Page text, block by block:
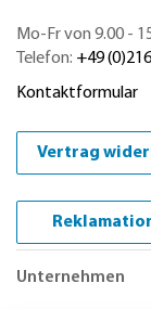
Mo-Fr von 9.00 -
Telefon: +49
Kontaktformular
Vertrag
Unternehmen